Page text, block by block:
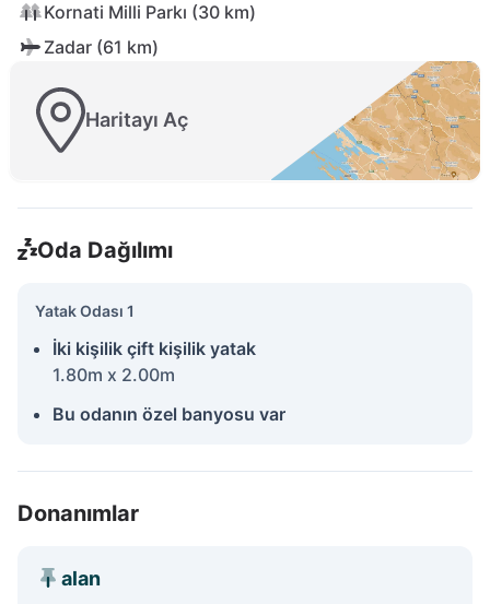
Kornati Milli Parkı (30 km)
Zadar (61 km)
Haritayı Aç
Oda Dağılımı
Yatak Odası 1
İki kişilik çift kişilik yatak
1.80m x 2.00m
Bu odanın özel banyosu var
Donanımlar
alan